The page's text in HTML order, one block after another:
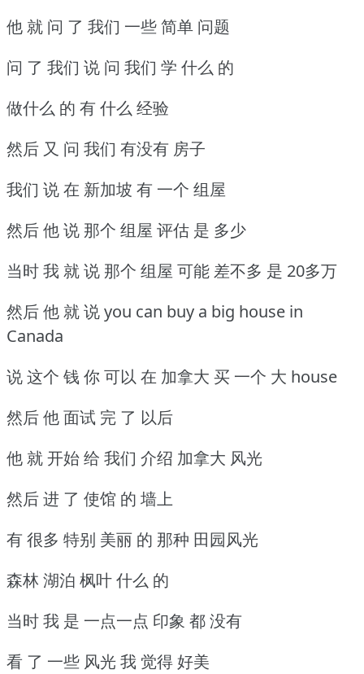
他 就 问 了 我们 一些 简单 问题
问 了 我们 说 问 我们 学 什么 的
做什么 的 有 什么 经验
然后 又 问 我们 有没有 房子
我们 说 在 新加坡 有 一个 组屋
然后 他 说 那个 组屋 评估 是 多少
当时 我 就 说 那个 组屋 可能 差不多 是 20多万
然后 他 就 说 you can buy a big house in
Canada
说 这个 钱 你 可以 在 加拿大 买 一个 大 house
然后 他 面试 完 了 以后
他 就 开始 给 我们 介绍 加拿大 风光
然后 进 了 使馆 的 墙上
有 很多 特别 美丽 的 那种 田园风光
森林 湖泊 枫叶 什么 的
当时 我 是 一点一点 印象 都 没有
看 了 一些 风光 我 觉得 好美